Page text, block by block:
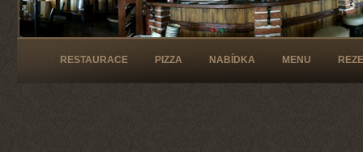
RESTAURACE PIZZA NABÍDKA MENU